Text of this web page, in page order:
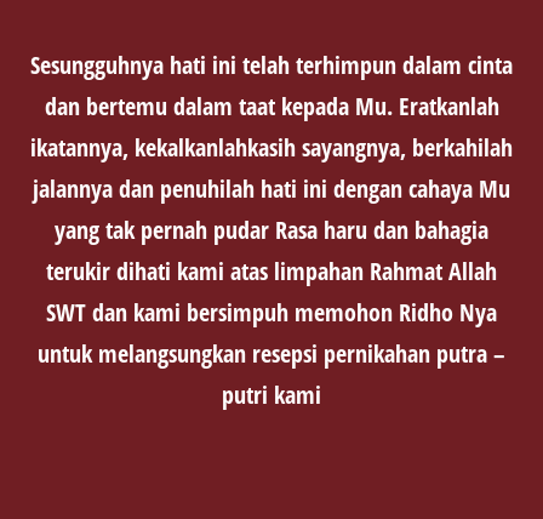
Sesungguhnya hati ini telah terhimpun dalam cinta
dan bertemu dalam taat kepada Mu. Eratkanlah
ikatannya, kekalkanlahkasih sayangnya, berkahilah
jalannya dan penuhilah hati ini dengan cahaya Mu
yang tak pernah pudar Rasa haru dan bahagia
terukir dihati kami atas limpahan Rahmat Allah
SWT dan kami bersimpuh memohon Ridho Nya
untuk melangsungkan resepsi pernikahan putra –
putri kami